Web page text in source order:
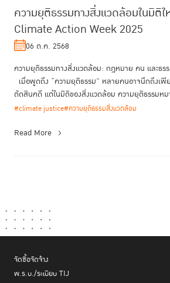
ความยุติธรรมทางสิ่งแวดล้อมในมิติ
Climate Action Week 2025
06 ต.ค. 2568
ความยุติธรรมทางสิ่งแวดล้อม: กฎหมาย คน และธร
เมื่อพูดถึง “ความยุติธรรม” หลายคนอาจนึกถึงเพี
ตัดสินคดี แต่ในมิติของสิ่งแวดล้อม ความยุติธรรมห
#climate justice#ความยุติธรรมสิ่งแวดล้อม
Read More
จัดซื้อจัดจ้าง
พ.ร.บ./ระเบียบ TIJ